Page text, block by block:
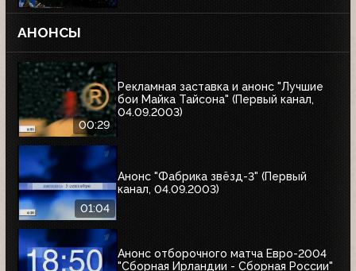
АНОНСЫ
00:29
Рекламная заставка и анонс "Лучшие
бои Майка Тайсона" (Первый канал,
04.09.2003)
01:04
Анонс "Фабрика звёзд-3" (Первый
канал, 04.09.2003)
Анонс отборочного матча Евро-2004
"Сборная Ирландии - Сборная России"